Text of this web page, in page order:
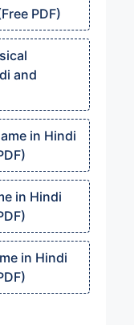
PDF)
and
in Hindi
in Hindi
in Hindi